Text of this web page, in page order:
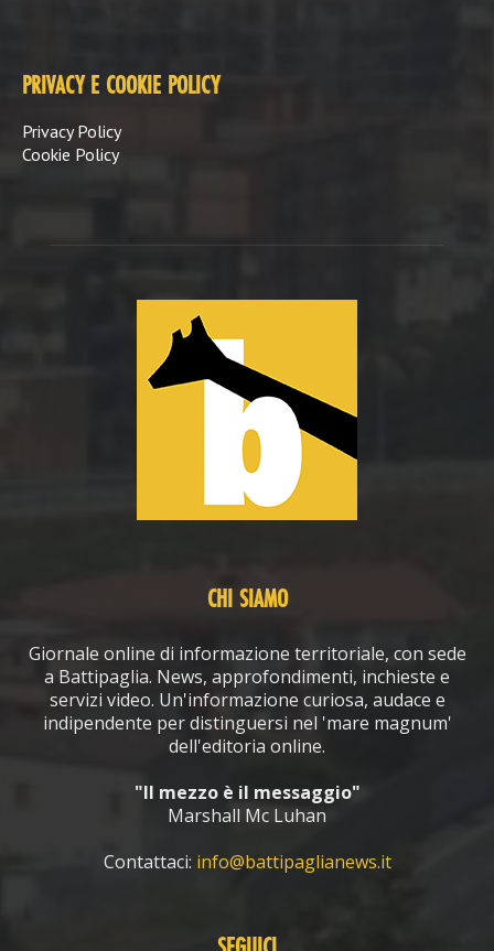
PRIVACY E COOKIE POLICY
Privacy Policy
Cookie Policy
CHI SIAMO
Giornale online di informazione territoriale, con sede
a Battipaglia. News, approfondimenti, inchieste e
servizi video. Un'informazione curiosa, audace e
indipendente per distinguersi nel 'mare magnum'
dell'editoria online.
"Il mezzo è il messaggio"
Marshall Mc Luhan
Contattaci: info@battipaglianews.it